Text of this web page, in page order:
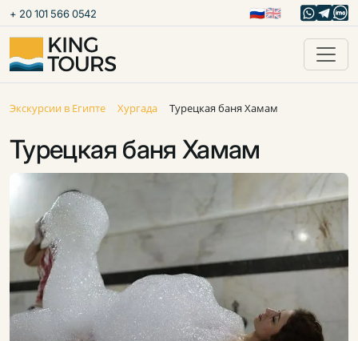
+ 20 101 566 0542 🇷🇺🇬🇧
Экскурсии в Египте Хургада Турецкая баня Хамам
Турецкая баня Хамам